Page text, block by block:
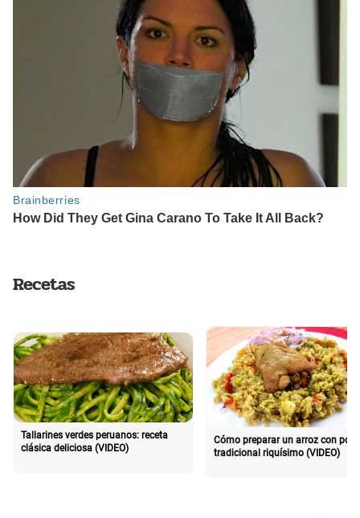
Recetas
Tallarines verdes peruanos: receta
clásica deliciosa (VIDEO)
Cómo preparar un arroz con pollo
tradicional riquísimo (VIDEO)